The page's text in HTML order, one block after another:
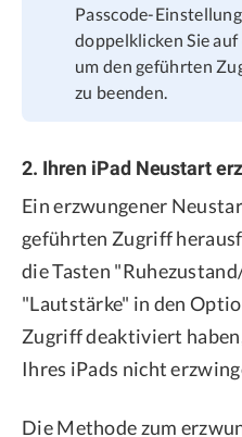
Passcode-
doppelklicken Sie
um den geführten
zu beenden.
2. Ihren iPad Neustart
Ein erzwungener
geführten Zugriff
die Tasten
"Lautstärke" in den
Zugriff deaktiviert
Ihres iPads nicht
Die Methode zum